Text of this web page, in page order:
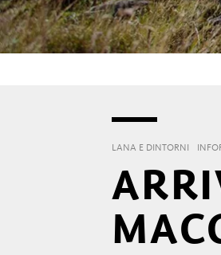
LANA E DINTORNI